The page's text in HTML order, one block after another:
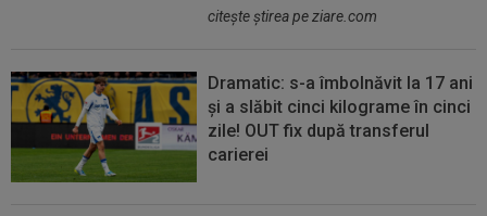
citeşte ştirea pe ziare.com
Dramatic: s-a îmbolnăvit la 17 ani
și a slăbit cinci kilograme în cinci
zile! OUT fix după transferul
carierei